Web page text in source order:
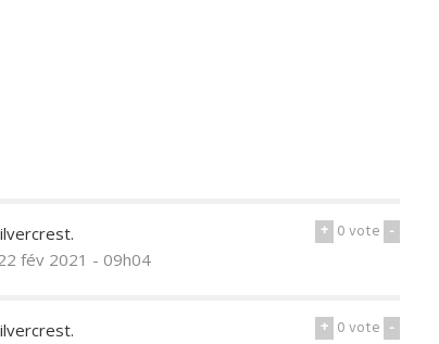
+ 0vote -
fév 2021 - 09h04
+ 0vote -